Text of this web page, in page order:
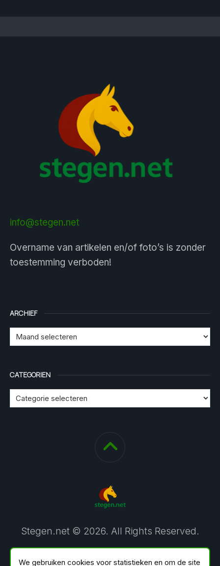
info@stegen.net
Overname van artikelen en/of foto’s is zonder
toestemming verboden!
ARCHIEF
CATEGORIEN
Stegen.net © 2026. All Rights Reserved.
We gebruiken cookies voor statistieken en om de site